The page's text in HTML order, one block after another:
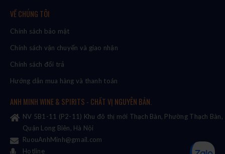
VỀ CHÚNG TÔI
Chính sách bảo mật
Chính sách vận chuyển và giao nhận
Chính sách đổi trả
Hướng dẫn mua hàng và thanh toán
ANH MINH WINE & SPIRITS - CHẤT VỊ NGUYÊN BẢN.
NV 5B1-11 (P2-11) Khu đô thị mới Thạch Bàn, Phường Thạch Bàn,
Quận Long Biên, Hà Nội
RuouAnhMinh@gmail.com
Hotline